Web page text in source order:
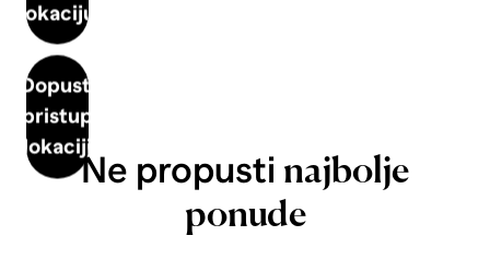
lokaciju
Dopusti
pristup
lokaciji
Ne propusti najbolje
ponude